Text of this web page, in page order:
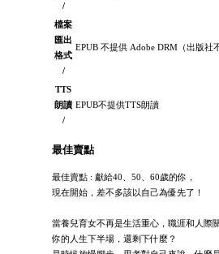
/
檔案
匯出
格式
/
EPUB 不提供 Adobe DRM（出版社
TTS
朗讀
/
EPUB不提供TTS朗讀
最佳賣點
最佳賣點 : 獻給40、50、60歲的你，
現在開始，差不多該以自己為優先了！
當養兒育女不再是生活重心，職涯和人際
你的人生下半場，還剩下什麼？